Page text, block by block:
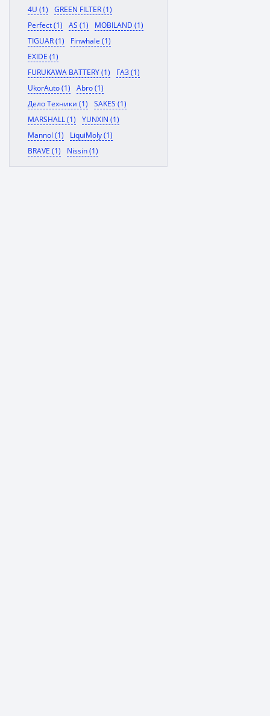
4U (1)
GREEN FILTER (1)
Perfect (1)
AS (1)
MOBILAND (1)
TIGUAR (1)
Finwhale (1)
EXIDE (1)
FURUKAWA BATTERY (1)
ГАЗ (1)
UkorAuto (1)
Abro (1)
Дело Техники (1)
SAKES (1)
MARSHALL (1)
YUNXIN (1)
Mannol (1)
LiquiMoly (1)
BRAVE (1)
Nissin (1)